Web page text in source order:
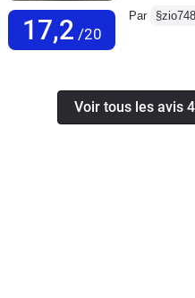
17,2 /20
Par
Voir tous les avis